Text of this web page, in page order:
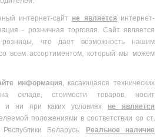
интернет-сайт не является интернет-
- розничная торговля. Сайт является
розницы, что дает возможность нашим
всем ассортиментом, который мы можем
информация, касающаяся технических
складе, стоимости товаров, носит
и ни при каких условиях не является
положениями в соответствии со ст.
Беларусь.
Реальное наличие